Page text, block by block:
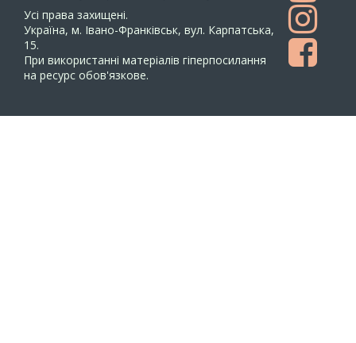
Усi права захищенi.
Україна, м. Івано-Франківськ, вул. Карпатська,
15.
При використанні матеріалів гіперпосилання
на ресурс обов'язкове.